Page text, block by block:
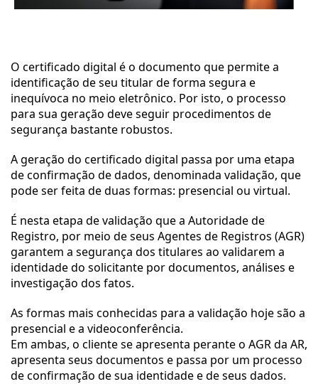
O certificado digital é o documento que permite a
identificação de seu titular de forma segura e
inequívoca no meio eletrônico. Por isto, o processo
para sua geração deve seguir procedimentos de
segurança bastante robustos.
A geração do certificado digital passa por uma etapa
de confirmação de dados, denominada validação, que
pode ser feita de duas formas: presencial ou virtual.
É nesta etapa de validação que a Autoridade de
Registro, por meio de seus Agentes de Registros (AGR)
garantem a segurança dos titulares ao validarem a
identidade do solicitante por documentos, análises e
investigação dos fatos.
As formas mais conhecidas para a validação hoje são a
presencial e a videoconferência.
Em ambas, o cliente se apresenta perante o AGR da AR,
apresenta seus documentos e passa por um processo
de confirmação de sua identidade e de seus dados.